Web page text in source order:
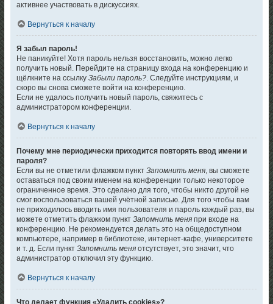
активнее участвовать в дискуссиях.
Вернуться к началу
Я забыл пароль!
Не паникуйте! Хотя пароль нельзя восстановить, можно легко
получить новый. Перейдите на страницу входа на конференцию и
щёлкните на ссылкуЗабыли пароль?. Следуйте инструкциям, и
скоро вы снова сможете войти на конференцию.
Если не удалось получить новый пароль, свяжитесь с
администратором конференции.
Вернуться к началу
Почему мне периодически приходится повторять ввод имени и
пароля?
Если вы не отметили флажком пунктЗапомнить меня, вы сможете
оставаться под своим именем на конференции только некоторое
ограниченное время. Это сделано для того, чтобы никто другой не
смог воспользоваться вашей учётной записью. Для того чтобы вам
не приходилось вводить имя пользователя и пароль каждый раз, вы
можете отметить флажком пунктЗапомнить меня при входе на
конференцию. Не рекомендуется делать это на общедоступном
компьютере, например в библиотеке, интернет-кафе, университете
и т. д. Если пунктЗапомнить меня отсутствует, это значит, что
администратор отключил эту функцию.
Вернуться к началу
Что делает функция «Удалить cookies»?